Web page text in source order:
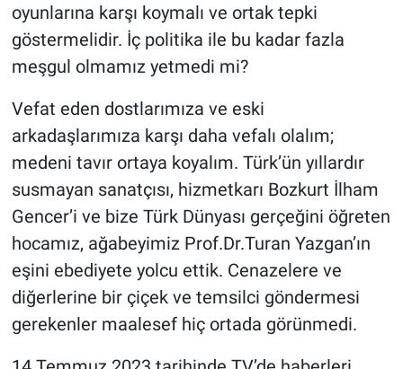
oyunlarına karşı koymalı ve ortak tepki
göstermelidir. İç politika ile bu kadar fazla
meşgul olmamız yetmedi mi?
Vefat eden dostlarımıza ve eski
arkadaşlarımıza karşı daha vefalı olalım;
medeni tavır ortaya koyalım. Türk’ün yıllardır
susmayan sanatçısı, hizmetkarı Bozkurt İlham
Gencer’i ve bize Türk Dünyası gerçeğini öğreten
hocamız, ağabeyimiz Prof.Dr.Turan Yazgan’ın
eşini ebediyete yolcu ettik. Cenazelere ve
diğerlerine bir çiçek ve temsilci göndermesi
gerekenler maalesef hiç ortada görünmedi.